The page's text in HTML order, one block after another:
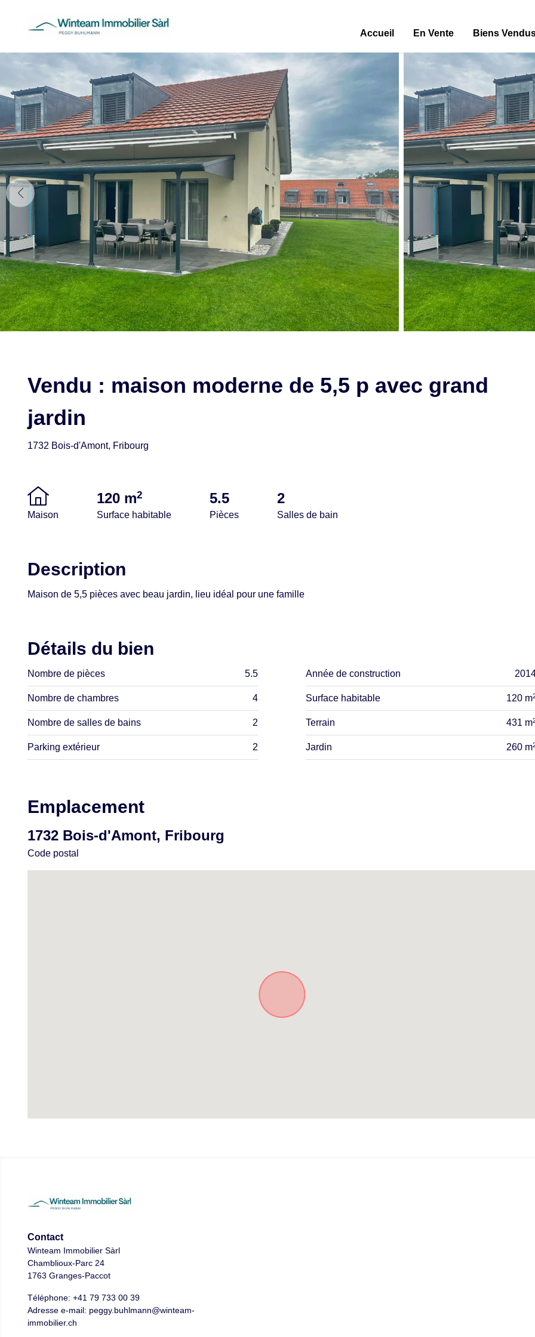
Accueil En Vente Biens
Vendu : maison moderne de 5,5 p avec grand
jardin
1732 Bois-d'Amont, Fribourg
Maison
120 m2
Surface habitable
5.5
Pièces
2
Salles de bain
Description
Maison de 5,5 pièces avec beau jardin, lieu idéal pour une famille
Détails du bien
Nombre de pièces 5.5
Nombre de chambres 4
Nombre de salles de bains 2
Parking extérieur 2
Année de construction
Surface habitable 120 m
Terrain 431 m
Jardin 260 m
Emplacement
1732 Bois-d'Amont, Fribourg
Code postal
Contact
Winteam Immobilier Sàrl
Chamblioux-Parc 24
1763 Granges-Paccot
Téléphone: +41 79 733 00 39
Adresse e-mail: peggy.buhlmann@winteam-
immobilier.ch